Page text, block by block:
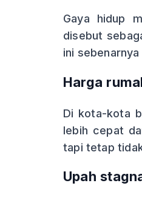
Gaya hidup
disebut
ini
Harga
Di kota-kota
lebih cepat
tapi tetap
Upah